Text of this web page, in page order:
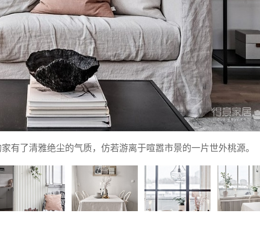
有了清雅绝尘的气质，仿若游离于喧嚣市景的一片世外桃源。